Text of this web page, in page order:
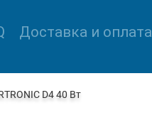
Доставка и оплата
D4 40 Вт